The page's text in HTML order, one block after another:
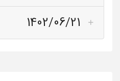
1402/06/21